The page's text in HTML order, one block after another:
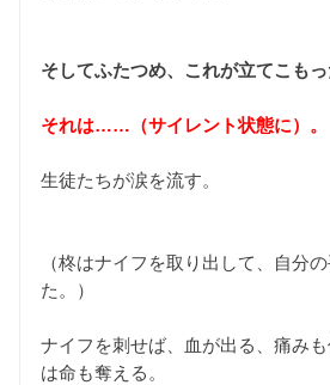
そしてふたつめ、これが立てこも
それは……（サイレント状態に）。
生徒たちが涙を流す。
（柊はナイフを取り出して、自分
た。）
ナイフを刺せば、血が出る、痛み
は命も奪える。